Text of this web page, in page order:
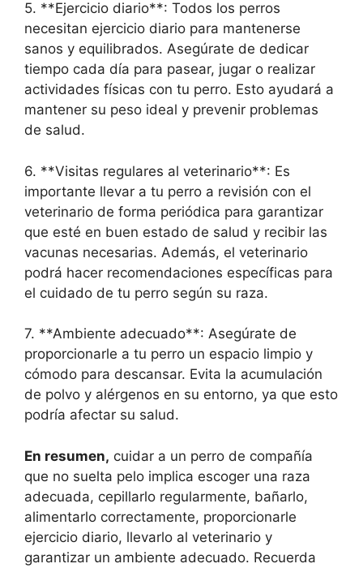
5. **Ejercicio diario**: Todos los perros
necesitan ejercicio diario para mantenerse
sanos y equilibrados. Asegúrate de dedicar
tiempo cada día para pasear, jugar o realizar
actividades físicas con tu perro. Esto ayudará a
mantener su peso ideal y prevenir problemas
de salud.
6. **Visitas regulares al veterinario**: Es
importante llevar a tu perro a revisión con el
veterinario de forma periódica para garantizar
que esté en buen estado de salud y recibir las
vacunas necesarias. Además, el veterinario
podrá hacer recomendaciones específicas para
el cuidado de tu perro según su raza.
7. **Ambiente adecuado**: Asegúrate de
proporcionarle a tu perro un espacio limpio y
cómodo para descansar. Evita la acumulación
de polvo y alérgenos en su entorno, ya que esto
podría afectar su salud.
En resumen, cuidar a un perro de compañía
que no suelta pelo implica escoger una raza
adecuada, cepillarlo regularmente, bañarlo,
alimentarlo correctamente, proporcionarle
ejercicio diario, llevarlo al veterinario y
garantizar un ambiente adecuado. Recuerda